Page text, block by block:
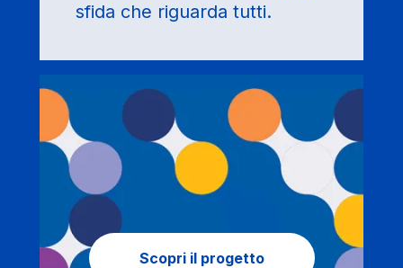
sfida che riguarda tutti.
Scopri il progetto